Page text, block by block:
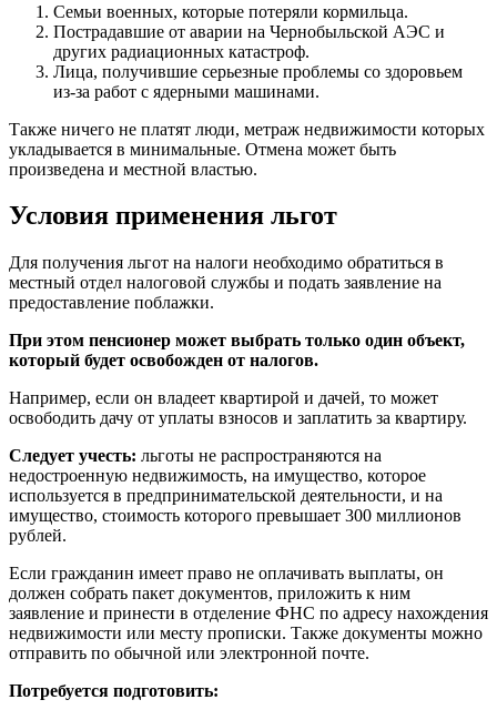
Семьи военных, которые потеряли кормильца.
Пострадавшие от аварии на Чернобыльской АЭС и
других радиационных катастроф.
Лица, получившие серьезные проблемы со здоровьем
из-за работ с ядерными машинами.
Также ничего не платят люди, метраж недвижимости которых
укладывается в минимальные. Отмена может быть
произведена и местной властью.
Условия применения льгот
Для получения льгот на налоги необходимо обратиться в
местный отдел налоговой службы и подать заявление на
предоставление поблажки.
При этом пенсионер может выбрать только один объект,
который будет освобожден от налогов.
Например, если он владеет квартирой и дачей, то может
освободить дачу от уплаты взносов и заплатить за квартиру.
Следует учесть: льготы не распространяются на
недостроенную недвижимость, на имущество, которое
используется в предпринимательской деятельности, и на
имущество, стоимость которого превышает 300 миллионов
рублей.
Если гражданин имеет право не оплачивать выплаты, он
должен собрать пакет документов, приложить к ним
заявление и принести в отделение ФНС по адресу нахождения
недвижимости или месту прописки. Также документы можно
отправить по обычной или электронной почте.
Потребуется подготовить: